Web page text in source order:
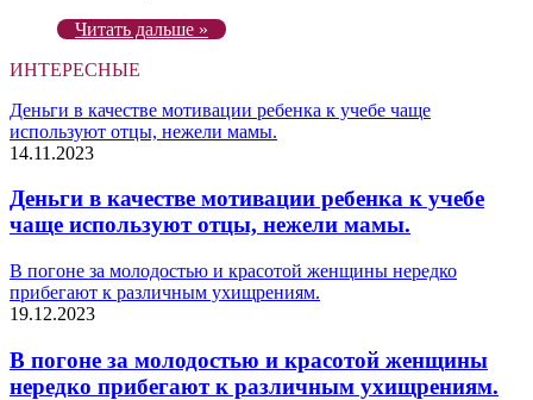
Читать дальше »
ИНТЕРЕСНЫЕ
Деньги в качестве мотивации ребенка к учебе чаще
используют отцы, нежели мамы.
14.11.2023
Деньги в качестве мотивации ребенка к учебе
чаще используют отцы, нежели мамы.
В погоне за молодостью и красотой женщины нередко
прибегают к различным ухищрениям.
19.12.2023
В погоне за молодостью и красотой женщины
нередко прибегают к различным ухищрениям.